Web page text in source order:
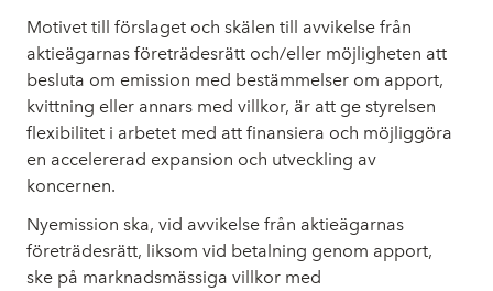
Motivet till förslaget och skälen till avvikelse från
aktieägarnas företrädesrätt och/eller möjligheten att
besluta om emission med bestämmelser om apport,
kvittning eller annars med villkor, är att ge styrelsen
flexibilitet i arbetet med att finansiera och möjliggöra
en accelererad expansion och utveckling av
koncernen.
Nyemission ska, vid avvikelse från aktieägarnas
företrädesrätt, liksom vid betalning genom apport,
ske på marknadsmässiga villkor med